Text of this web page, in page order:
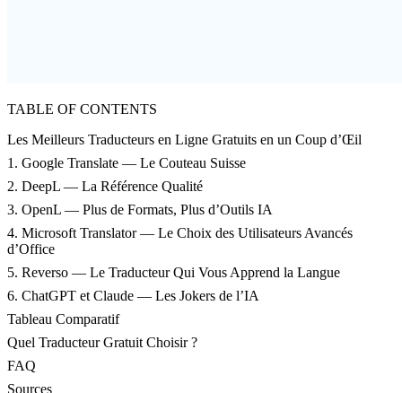
TABLE OF CONTENTS
Les Meilleurs Traducteurs en Ligne Gratuits en un Coup d’Œil
1. Google Translate — Le Couteau Suisse
2. DeepL — La Référence Qualité
3. OpenL — Plus de Formats, Plus d’Outils IA
4. Microsoft Translator — Le Choix des Utilisateurs Avancés
d’Office
5. Reverso — Le Traducteur Qui Vous Apprend la Langue
6. ChatGPT et Claude — Les Jokers de l’IA
Tableau Comparatif
Quel Traducteur Gratuit Choisir ?
FAQ
Sources